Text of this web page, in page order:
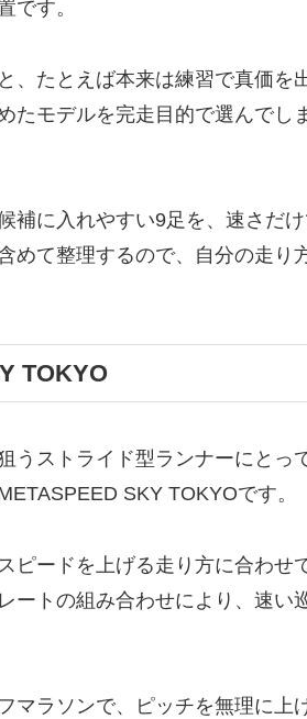
です。
、たとえば本来は練習で真価を
たモデルを完走目的で選んでし
補に入れやすい9足を、速さだ
めて整理するので、自分の走り
TOKYO
うストライド型ランナーにとっ
SKY TOKYOです。
ピードを上げる走り方に合わせ
ートの組み合わせにより、速い
マラソンで、ピッチを無理に上